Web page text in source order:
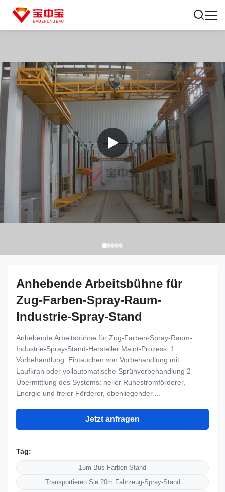
Anhebende Arbeitsbühne für
Zug-Farben-Spray-Raum-
Industrie-Spray-Stand
Anhebende Arbeitsbühne für Zug-Farben-Spray-Raum-
Industrie-Spray-Stand-Hersteller Maint-Prozess: 1
Vorbehandlung: Eintauchen von Vorbehandlung mit
Laufkran oder vollautomatische Sprühvorbehandlung 2
Übermittlung des Systems: heller Ruhestromförderer,
Energie und freier Förderer, obenliegender ...
Jetzt anfragen
Tag:
15m Bus-Farben-Stand
Transportieren Sie 20m Fahrzeug-Spray-Stand